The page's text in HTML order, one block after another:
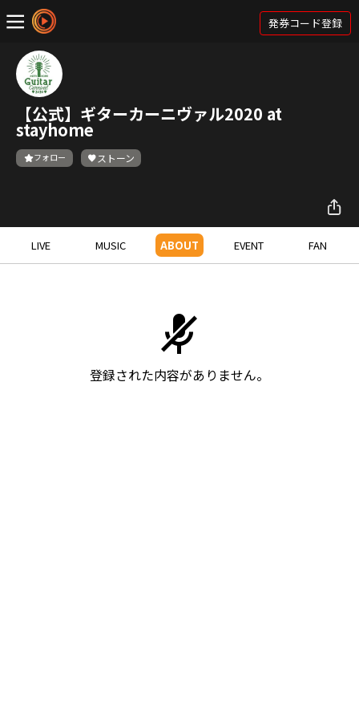
発券コード登録
【公式】ギターカーニヴァル2020 at
stayhome
フォロー ストーン
LIVE MUSIC ABOUT EVENT FAN
登録された内容がありません。